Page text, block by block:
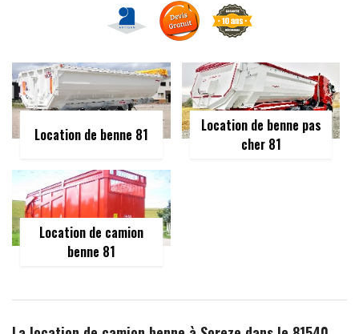
Location de benne 81
Location de benne pas
cher 81
Location de camion
benne 81